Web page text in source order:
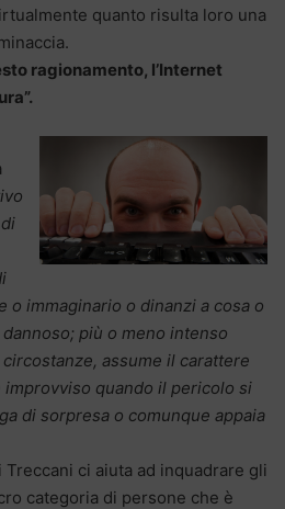
quanto risulta loro una
ragionamento, l’Internet
o immaginario o dinanzi a cosa o
più o meno intenso
assume il carattere
quando il pericolo si
di sorpresa o comunque appaia
ci aiuta ad inquadrare gli
categoria di persone che è